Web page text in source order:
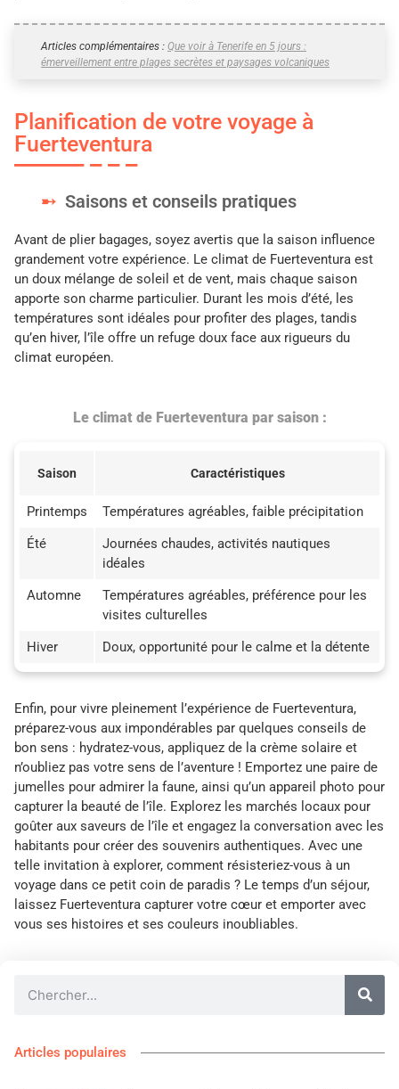
Articles complémentaires : Que voir à Tenerife en 5 jours :
émerveillement entre plages secrètes et paysages volcaniques
Planification de votre voyage à
Fuerteventura
Saisons et conseils pratiques
Avant de plier bagages, soyez avertis que la saison influence
grandement votre expérience. Le climat de Fuerteventura est
un doux mélange de soleil et de vent, mais chaque saison
apporte son charme particulier. Durant les mois d’été, les
températures sont idéales pour profiter des plages, tandis
qu’en hiver, l’île offre un refuge doux face aux rigueurs du
climat européen.
Le climat de Fuerteventura par saison :
Saison Caractéristiques
Printemps
Températures agréables, faible précipitation
Été
Journées chaudes, activités nautiques
idéales
Automne
Températures agréables, préférence pour les
visites culturelles
Hiver
Doux, opportunité pour le calme et la détente
Enfin, pour vivre pleinement l’expérience de Fuerteventura,
préparez-vous aux impondérables par quelques conseils de
bon sens : hydratez-vous, appliquez de la crème solaire et
n’oubliez pas votre sens de l’aventure ! Emportez une paire de
jumelles pour admirer la faune, ainsi qu’un appareil photo pour
capturer la beauté de l’île. Explorez les marchés locaux pour
goûter aux saveurs de l’île et engagez la conversation avec les
habitants pour créer des souvenirs authentiques. Avec une
telle invitation à explorer, comment résisteriez-vous à un
voyage dans ce petit coin de paradis ? Le temps d’un séjour,
laissez Fuerteventura capturer votre cœur et emporter avec
vous ses histoires et ses couleurs inoubliables.
Articles populaires